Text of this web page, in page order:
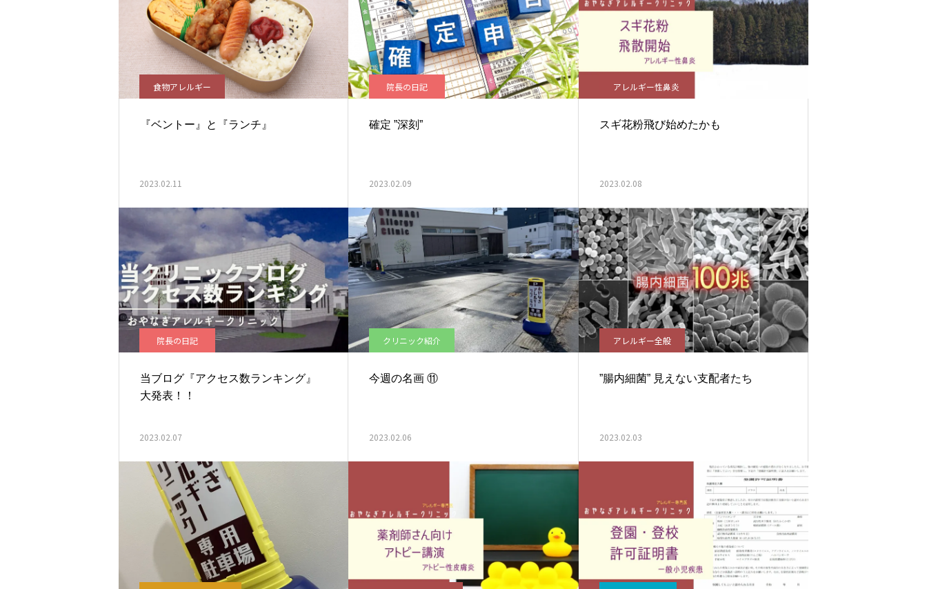
食物アレルギー
『ベントー』と『ランチ』
2023.02.11
院長の日記
確定 ”深刻”
2023.02.09
アレルギー性鼻炎
スギ花粉飛び始めたかも
2023.02.08
院長の日記
当ブログ『アクセス数ランキング』
大発表！！
2023.02.07
クリニック紹介
今週の名画 ⑪
2023.02.06
アレルギー全般
”腸内細菌” 見えない支配者たち
2023.02.03